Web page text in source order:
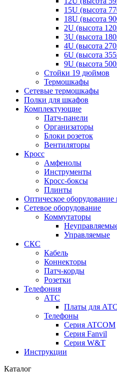
15U (высота
18U (высота
2U (высота
3U (высота
4U (высота
6U (высота
9U (высота
Стойки 19 дюймов
Термошкафы
Сетевые термошкафы
Полки для шкафов
Комплектующие
Патч-панели
Организаторы
Блоки розеток
Вентиляторы
Кросс
Амфенолы
Инструменты
Кросс-боксы
Плинты
Оптическое оборудование
Сетевое оборудование
Коммутаторы
Управляемые
СКС
Кабель
Коннекторы
Патч-корды
Розетки
Телефония
АТС
Платы для
Телефоны
Серия ATCOM
Серия Fanvil
Серия W&T
Инструкции
Каталог